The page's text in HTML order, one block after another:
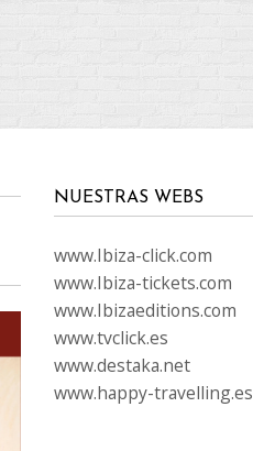
NUESTRAS WEBS
www.Ibiza-click.com
www.Ibiza-tickets.com
www.Ibizaeditions.com
www.tvclick.es
www.destaka.net
www.happy-travelling.es